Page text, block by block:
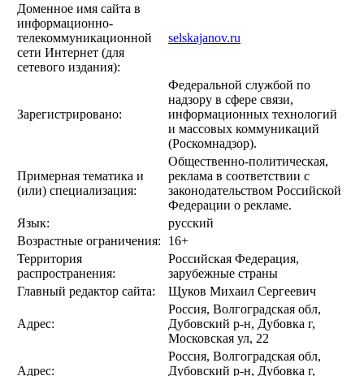
Доменное имя сайта в
информационно-
телекоммуникационной
сети Интернет (для
сетевого издания):
selskajanov.ru
Зарегистрировано:
Федеральной службой по
надзору в сфере связи,
информационных технологий
и массовых коммуникаций
(Роскомнадзор).
Примерная тематика и
(или) специализация:
Общественно-политическая,
реклама в соответствии с
законодательством Российской
Федерации о рекламе.
Язык:
русский
Возрастные ограничения:
16+
Территория
распространения:
Российская Федерация,
зарубежные страны
Главный редактор сайта:
Щуков Михаил Сергеевич
Адрес:
Россия, Волгоградская обл,
Дубовский р-н, Дубовка г,
Московская ул, 22
Адрес:
Россия, Волгоградская обл,
Дубовский р-н, Дубовка г,